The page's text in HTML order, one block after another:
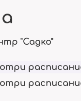
"Садко"